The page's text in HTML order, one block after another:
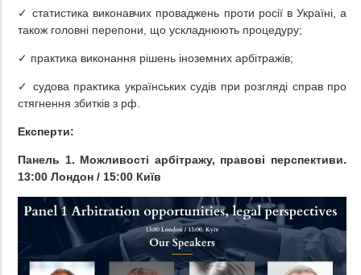
✓ статистика виконавчих проваджень проти росії в Україні, а
також головні перепони, що ускладнюють процедуру;
✓ практика виконання рішень іноземних арбітражів;
✓ судова практика українських судів при розгляді справ про
стягнення збитків з рф.
Експерти:
Панель 1. Можливості арбітражу, правові перспективи.
13:00 Лондон / 15:00 Київ